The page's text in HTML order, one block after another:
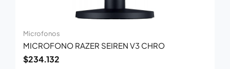
Microfonos
MICROFONO RAZER SEIREN V3 CHRO
$234.132